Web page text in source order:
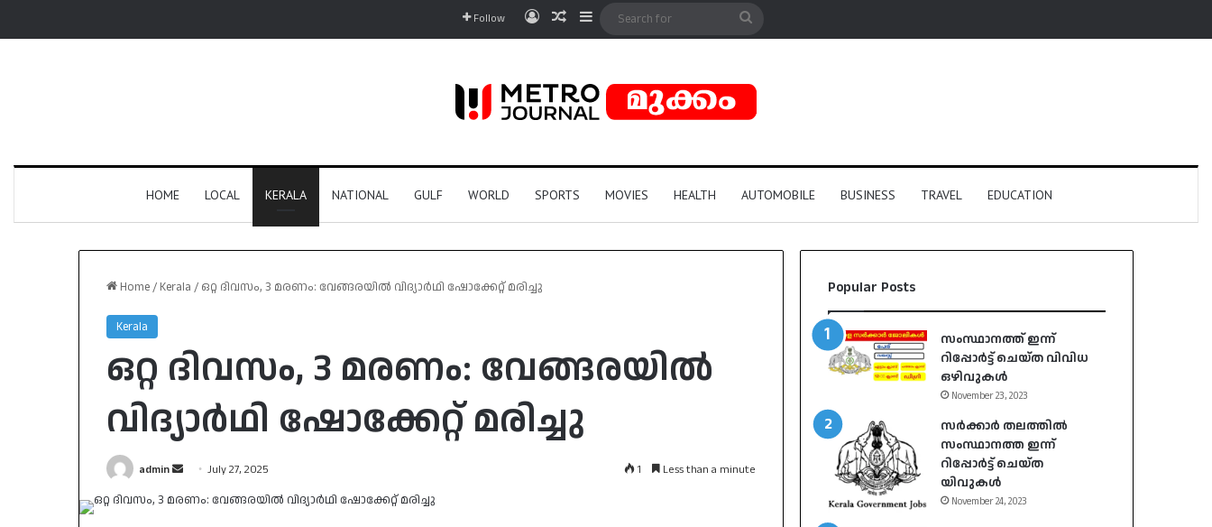
Follow Log InRandom Article
Sidebar
Search
HOME LOCAL KERALA NATIONAL GULF WORLD SPORTS MOVIES HEALTH AUTOMOBILE BUSINESS TRAVEL EDUCATION
Home/ Kerala / ഒറ്റ ദിവസം, 3 മരണം: വേങ്ങരയിൽ വിദ്യാർഥി ഷോക്കേറ്റ് മരിച്ചു
Kerala
ഒറ്റ ദിവസം, 3 മരണം: വേങ്ങരയിൽ
വിദ്യാർഥി ഷോക്കേറ്റ് മരിച്ചു
admin
Send July 27, 2025 1 Less than a minute
Popular Posts
സംസ്ഥാനത്ത് ഇന്ന്
റിപ്പോർട്ട് ചെയ്ത വിവിധ
ഒഴിവുകൾ
November 23, 2023
സർക്കാർ തലത്തിൽ
സംസ്ഥാനത്ത ഇന്ന്
റിപ്പോർട്ട് ചെയ്ത
യിവുകൾ
November 24, 2023